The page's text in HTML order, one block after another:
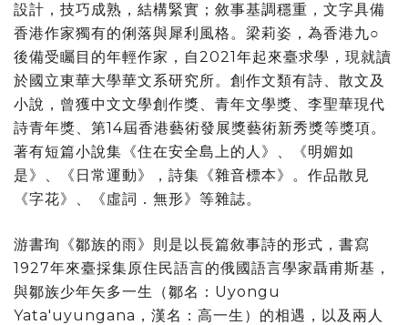
設計，技巧成熟，結構緊實；敘事基調穩重，文字具備
香港作家獨有的俐落與犀利風格。梁莉姿，為香港九○
後備受矚目的年輕作家，自2021年起來臺求學，現就讀
於國立東華大學華文系研究所。創作文類有詩、散文及
小說，曾獲中文文學創作獎、青年文學獎、李聖華現代
詩青年獎、第14屆香港藝術發展獎藝術新秀獎等獎項。
著有短篇小說集《住在安全島上的人》、《明媚如
是》、《日常運動》，詩集《雜音標本》。作品散見
《字花》、《虛詞．無形》等雜誌。
游書珣《鄒族的雨》則是以長篇敘事詩的形式，書寫
1927年來臺採集原住民語言的俄國語言學家聶甫斯基，
與鄒族少年矢多一生（鄒名：Uyongu
Yata'uyungana，漢名：高一生）的相遇，以及兩人